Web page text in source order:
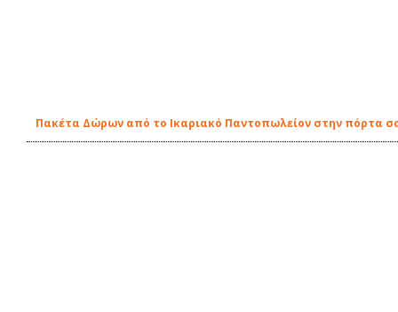
Πακέτα Δώρων από το Ικαριακό Παντοπωλείον στην πόρτα